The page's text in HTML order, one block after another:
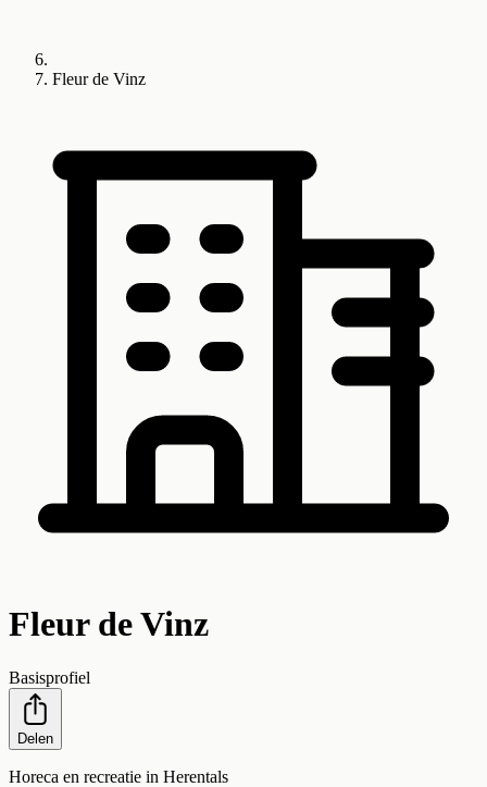
Fleur de Vinz
Fleur de Vinz
Basisprofiel
Delen
Horeca en recreatie in Herentals